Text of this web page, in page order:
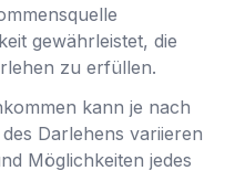
gewährleistet, die
zu erfüllen.
kann je nach
Darlehens variieren
Möglichkeiten jedes